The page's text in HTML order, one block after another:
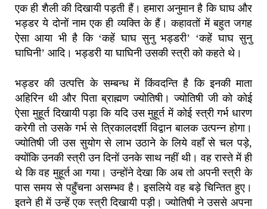
एक ही शैली की दिखायी पड़ती हैं। हमारा अनुमान है कि घाघ और
भड्डर ये दोनों नाम एक ही व्यक्ति के हैं। कहावतों में बहुत जगह
ऐसा आया भी है कि ‘कहें घाघ सुनु भड्डरी’ ‘कहें घाघ सुनु
घाघिनी’ आदि। भड्डरी या घाघिनी उसकी स्त्री को कहते थे।
भड्डर की उत्पत्ति के सम्बन्ध में किंवदन्ति है कि इनकी माता
अहिरिन थी और पिता ब्राह्मण ज्योतिषी। ज्योतिषी जी को कोई
ऐसा मुहूर्त दिखायी पड़ा कि यदि उस मुहूर्त में कोई स्त्री गर्भ धारण
करेगी तो उसके गर्भ से त्रिकालदर्शी विद्वान बालक उत्पन्न होगा।
ज्योतिषी जी उस सुयोग से लाभ उठाने के लिये वहाँ से चल पड़े,
क्योंकि उनकी स्त्री उन दिनों उनके साथ नहीं थी। वह रास्ते में ही
थे कि वह मुहूर्त आ गया। उन्होंने देखा कि अब तो अपनी स्त्री के
पास समय से पहुँचना असम्भव है। इसलिये वह बड़े चिन्तित हुए।
इतने ही में उन्हें एक स्त्री दिखायी पड़ी। ज्योतिषी ने उससे अपना